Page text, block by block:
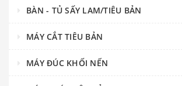
BÀN - TỦ SẤY LAM/TIÊU BẢN
MÁY CẮT TIÊU BẢN
MÁY ĐÚC KHỐI NẾN